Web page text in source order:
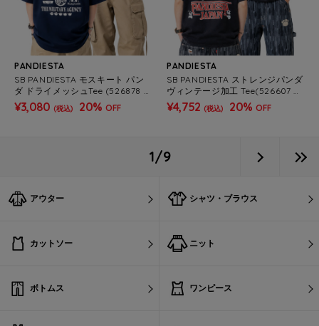
PANDIESTA
SB PANDIESTA モスキート パン
ダ ドライメッシュTee (526878 M
ENS/WOMENS)
¥3,080 (税込) 20% OFF
PANDIESTA
SB PANDIESTA ストレンジパンダ
ヴィンテージ加工 Tee(526607 M
ENS/WOMENS)
¥4,752 (税込) 20% OFF
1/9
アウター シャツ・ブラウス
カットソー ニット
ボトムス ワンピース